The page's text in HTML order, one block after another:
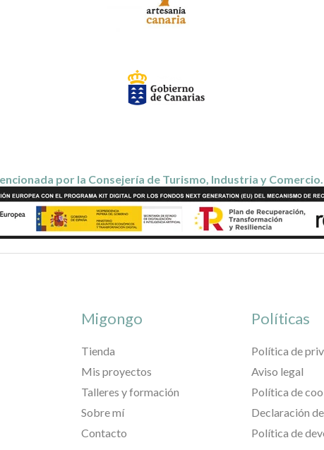
por la Consejería de Turismo, Industria y
Migongo
Tienda
Mis proyectos
Talleres y formación
Sobre mí
Contacto
Políticas
Política de
Aviso legal
Política de
Declaración
Política de